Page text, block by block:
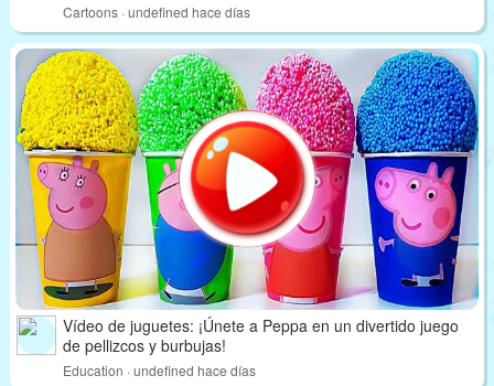
Cartoons · undefined hace días
Vídeo de juguetes: ¡Únete a Peppa en un divertido juego
de pellizcos y burbujas!
Education · undefined hace días